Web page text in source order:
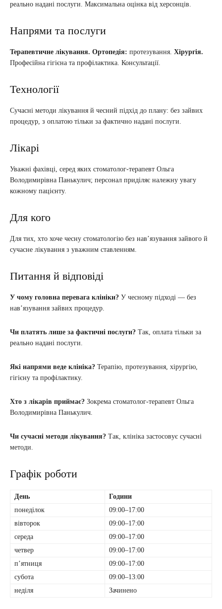
реально надані послуги. Максимальна оцінка від херсонців.
Напрями та послуги
Терапевтичне лікування. Ортопедія: протезування. Хірургія.
Професійна гігієна та профілактика. Консультації.
Технології
Сучасні методи лікування й чесний підхід до плану: без зайвих
процедур, з оплатою тільки за фактично надані послуги.
Лікарі
Уважні фахівці, серед яких стоматолог-терапевт Ольга
Володимирівна Панькулич; персонал приділяє належну увагу
кожному пацієнту.
Для кого
Для тих, хто хоче чесну стоматологію без нав’язування зайвого й
сучасне лікування з уважним ставленням.
Питання й відповіді
У чому головна перевага клініки? У чесному підході — без
нав’язування зайвих процедур.
Чи платять лише за фактичні послуги? Так, оплата тільки за
реально надані послуги.
Які напрями веде клініка? Терапію, протезування, хірургію,
гігієну та профілактику.
Хто з лікарів приймає? Зокрема стоматолог-терапевт Ольга
Володимирівна Панькулич.
Чи сучасні методи лікування? Так, клініка застосовує сучасні
методи.
Графік роботи
День
Години
понеділок
09:00–17:00
вівторок
09:00–17:00
середа
09:00–17:00
четвер
09:00–17:00
пʼятниця
09:00–17:00
субота
09:00–13:00
неділя
Зачинено